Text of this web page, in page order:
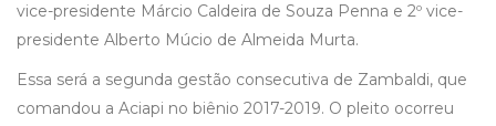
vice-presidente Márcio Caldeira de Souza Penna e 2º vice-
presidente Alberto Múcio de Almeida Murta.
Essa será a segunda gestão consecutiva de Zambaldi, que
comandou a Aciapi no biênio 2017-2019. O pleito ocorreu